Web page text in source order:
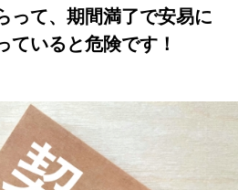
って、期間満了で安易に
ていると危険です！